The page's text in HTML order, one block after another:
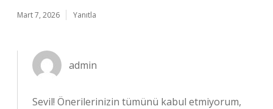
Mart 7, 2026 Yanıtla
admin
Sevil! Önerilerinizin tümünü kabul etmiyorum,